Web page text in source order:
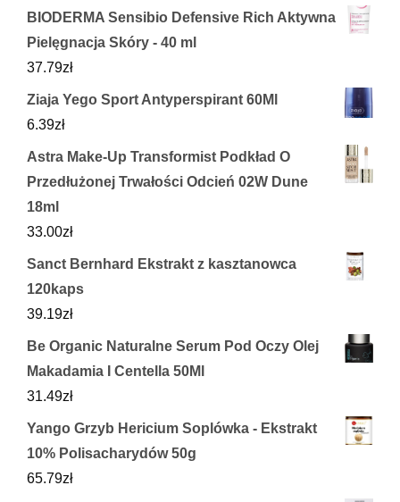
BIODERMA Sensibio Defensive Rich Aktywna
Pielęgnacja Skóry - 40 ml
37.79zł
Ziaja Yego Sport Antyperspirant 60Ml
6.39zł
Astra Make-Up Transformist Podkład O
Przedłużonej Trwałości Odcień 02W Dune
18ml
33.00zł
Sanct Bernhard Ekstrakt z kasztanowca
120kaps
39.19zł
Be Organic Naturalne Serum Pod Oczy Olej
Makadamia I Centella 50Ml
31.49zł
Yango Grzyb Hericium Soplówka - Ekstrakt
10% Polisacharydów 50g
65.79zł